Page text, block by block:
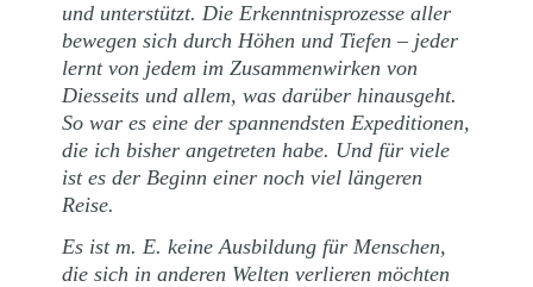
und unterstützt. Die Erkenntnisprozesse aller
bewegen sich durch Höhen und Tiefen – jeder
lernt von jedem im Zusammenwirken von
Diesseits und allem, was darüber hinausgeht.
So war es eine der spannendsten Expeditionen,
die ich bisher angetreten habe. Und für viele
ist es der Beginn einer noch viel längeren
Reise.
Es ist m. E. keine Ausbildung für Menschen,
die sich in anderen Welten verlieren möchten